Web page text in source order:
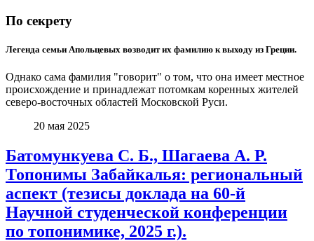
По секрету
Легенда семьи Апольцевых возводит их фамилию к выходу из Греции.
Однако сама фамилия "говорит" о том, что она имеет местное
происхождение и принадлежат потомкам коренных жителей
северо-восточных областей Московской Руси.
20 мая 2025
Батомункуева С. Б., Шагаева А. Р.
Топонимы Забайкалья: региональный
аспект (тезисы доклада на 60-й
Научной студенческой конференции
по топонимике, 2025 г.).